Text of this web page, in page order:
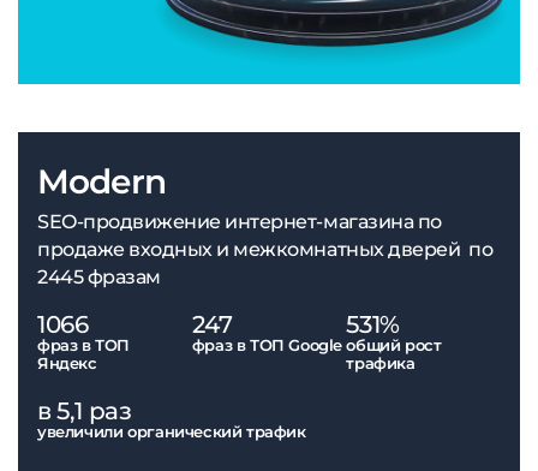
Modern
SEO-продвижение интернет-магазина по
продаже входных и межкомнатных дверей по
2445 фразам
1066
фраз в ТОП
Яндекс
247
фраз в ТОП Google
531%
общий рост
трафика
в 5,1 раз
увеличили органический трафик